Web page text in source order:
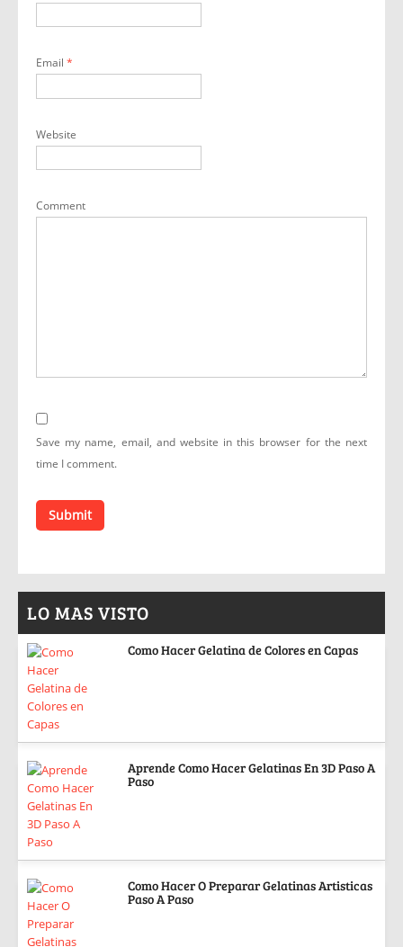
Email *
Website
Comment
Save my name, email, and website in this browser for the next
time I comment.
LO MAS VISTO
Como Hacer Gelatina de Colores en Capas
Aprende Como Hacer Gelatinas En 3D Paso A
Paso
Como Hacer O Preparar Gelatinas Artisticas
Paso A Paso